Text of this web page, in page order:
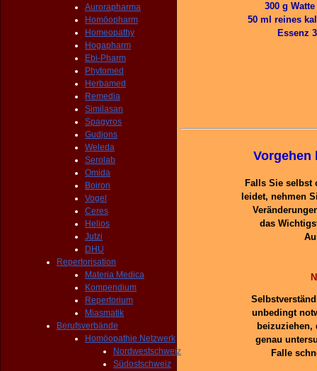
Aurorapharma
Homöopharm
Homeopathy
Hogapharm
Ebi-Pharm
Phytomed
Herbamed
Remedia
Similasan
Spagyros
Gudjons
Weleda
Serolab
Omida
Boiron
Vogel
Ceres
Helios
Jutzi
DHU
Repertorisation
Materia Medica
Kompendium
Repertorium
Miasmatik
Berufsverbände
Homöopathie Netzwerk
Nordwestschweiz
Südostschweiz
300 g
50 ml reines
Essenz
Vorgehen
Falls Sie selbst
leidet, nehmen
das
unbedingt
beizuziehen,
genau
Falle